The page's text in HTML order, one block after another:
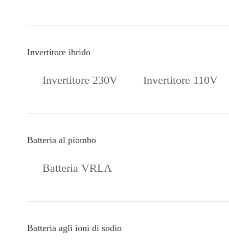
Invertitore ibrido
Invertitore 230V Invertitore 110V
Batteria al piombo
Batteria VRLA
Batteria agli ioni di sodio